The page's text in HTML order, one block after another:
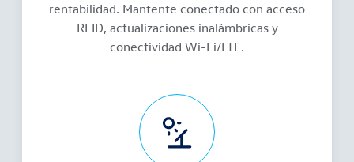
rentabilidad. Mantente conectado con acceso
RFID, actualizaciones inalámbricas y
conectividad Wi-Fi/LTE.